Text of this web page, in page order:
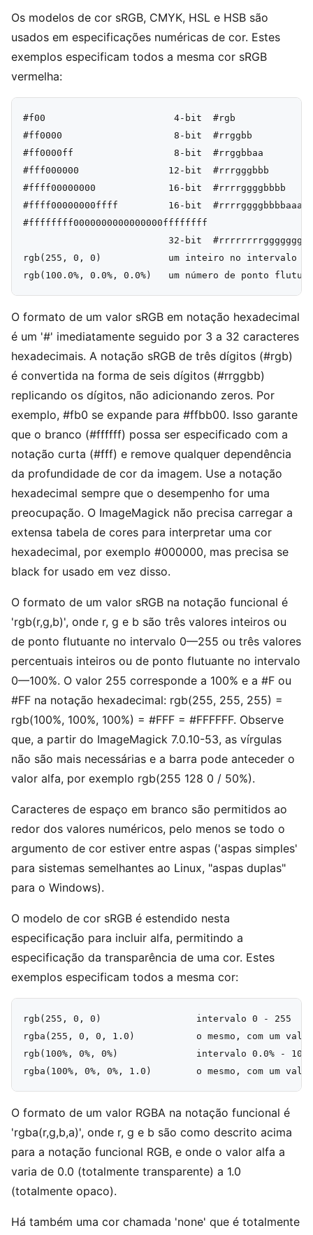
Os modelos de cor sRGB, CMYK, HSL e HSB são
usados em especificações numéricas de cor. Estes
exemplos especificam todos a mesma cor sRGB
vermelha:
#f00                       4-bit  #rgb
#ff0000                    8-bit  #rrggbb
#ff0000ff                  8-bit  #rrggbbaa
#fff000000                12-bit  #rrrgggbbb
#ffff00000000             16-bit  #rrrrggggbbbb
#ffff00000000ffff         16-bit  #rrrrggggbbbbaaaa
#ffffffff0000000000000000ffffffff
32-bit
rgb(255, 0, 0)            um inteiro no intervalo
O formato de um valor sRGB em notação hexadecimal
é um '#' imediatamente seguido por 3 a 32 caracteres
hexadecimais. A notação sRGB de três dígitos (#rgb)
é convertida na forma de seis dígitos (#rrggbb)
replicando os dígitos, não adicionando zeros. Por
exemplo, #fb0 se expande para #ffbb00. Isso garante
que o branco (#ffffff) possa ser especificado com a
notação curta (#fff) e remove qualquer dependência
da profundidade de cor da imagem. Use a notação
hexadecimal sempre que o desempenho for uma
preocupação. O ImageMagick não precisa carregar a
extensa tabela de cores para interpretar uma cor
hexadecimal, por exemplo #000000, mas precisa se
black for usado em vez disso.
O formato de um valor sRGB na notação funcional é
'rgb(r,g,b)', onde r, g e b são três valores inteiros ou
de ponto flutuante no intervalo 0—255 ou três valores
percentuais inteiros ou de ponto flutuante no intervalo
0—100%. O valor 255 corresponde a 100% e a #F ou
#FF na notação hexadecimal: rgb(255, 255, 255) =
rgb(100%, 100%, 100%) = #FFF = #FFFFFF. Observe
que, a partir do ImageMagick 7.0.10-53, as vírgulas
não são mais necessárias e a barra pode anteceder o
valor alfa, por exemplo rgb(255 128 0 / 50%).
Caracteres de espaço em branco são permitidos ao
redor dos valores numéricos, pelo menos se todo o
argumento de cor estiver entre aspas ('aspas simples'
para sistemas semelhantes ao Linux, "aspas duplas"
para o Windows).
O modelo de cor sRGB é estendido nesta
especificação para incluir alfa, permitindo a
especificação da transparência de uma cor. Estes
exemplos especificam todos a mesma cor:
rgb(255, 0, 0)                 intervalo 0 - 255
rgba(255, 0, 0, 1.0)           o mesmo, com um
rgb(100%, 0%, 0%)              intervalo 0.0% -
O formato de um valor RGBA na notação funcional é
'rgba(r,g,b,a)', onde r, g e b são como descrito acima
para a notação funcional RGB, e onde o valor alfa a
varia de 0.0 (totalmente transparente) a 1.0
(totalmente opaco).
Há também uma cor chamada 'none' que é totalmente